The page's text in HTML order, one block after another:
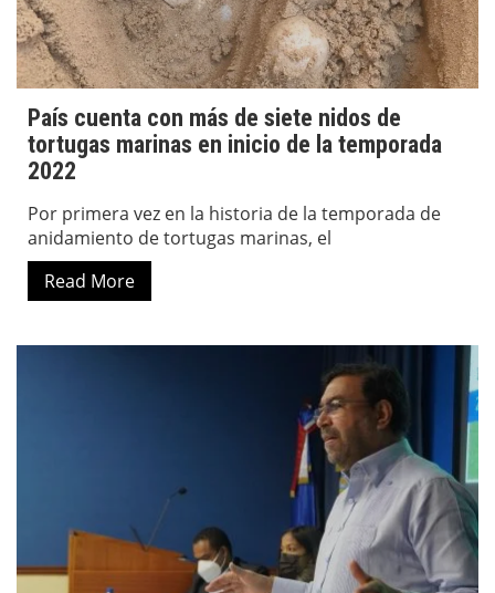
País cuenta con más de siete nidos de
tortugas marinas en inicio de la temporada
2022
Por primera vez en la historia de la temporada de
anidamiento de tortugas marinas, el
Read More